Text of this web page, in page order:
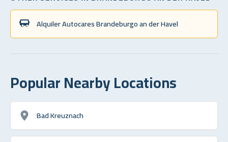
Alquiler Autocares Brandeburgo an der Havel
Popular Nearby Locations
Bad Kreuznach